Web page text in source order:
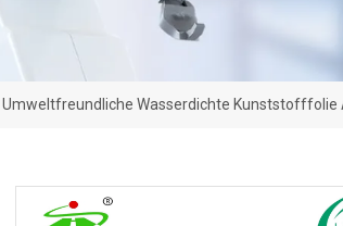
Wasserdichte Kunststofffolie